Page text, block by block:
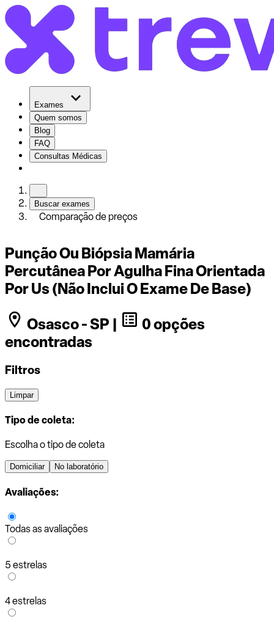
Exames
Quem somos
Blog
FAQ
Consultas Médicas
Buscar exames
Comparação de preços
Punção Ou Biópsia Mamária
Percutânea Por Agulha Fina Orientada
Por Us (Não Inclui O Exame De Base)
Osasco - SP |
0 opções
encontradas
Filtros
Limpar
Tipo de coleta:
Escolha o tipo de coleta
Domiciliar No laboratório
Avaliações:
Todas as avaliações
5 estrelas
4 estrelas